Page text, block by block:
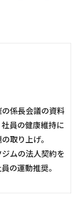
の係長会議の資料
員の健康維持に
取り上げ。
ジムの法人契約を
の運動推奨。